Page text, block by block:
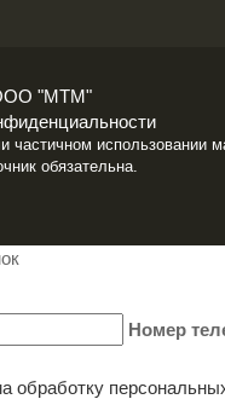
ООО "МТМ"
частичном использовании
обязательна.
Номер
обработку